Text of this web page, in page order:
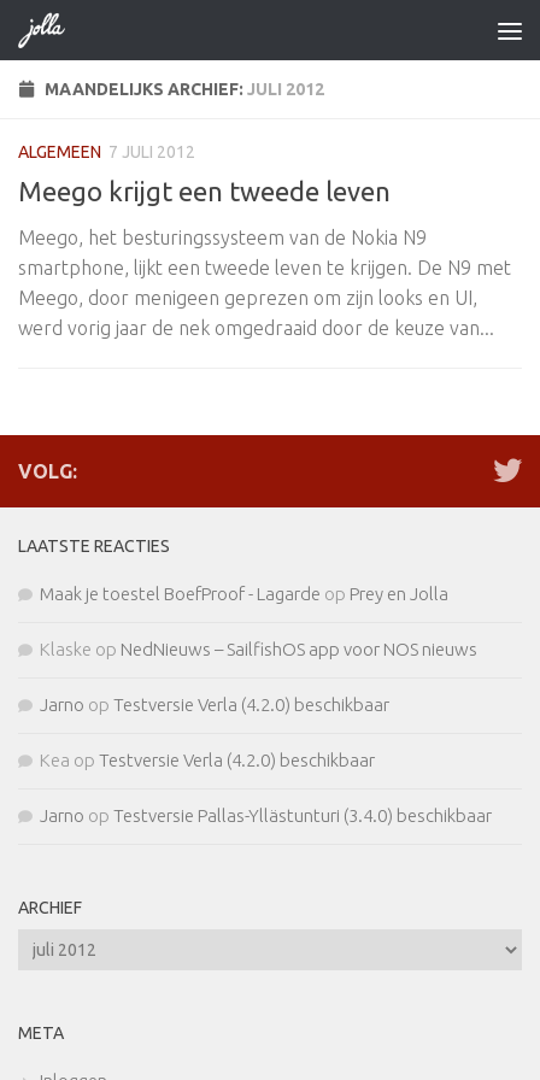
Doorgaan naar inhoud
MAANDELIJKS ARCHIEF: JULI 2012
ALGEMEEN 7 JULI 2012
Meego krijgt een tweede leven
Meego, het besturingssysteem van de Nokia N9
smartphone, lijkt een tweede leven te krijgen. De N9 met
Meego, door menigeen geprezen om zijn looks en UI,
werd vorig jaar de nek omgedraaid door de keuze van...
VOLG:
LAATSTE REACTIES
Maak je toestel BoefProof - Lagarde op Prey en Jolla
Klaske op NedNieuws – SailfishOS app voor NOS nieuws
Jarno op Testversie Verla (4.2.0) beschikbaar
Kea op Testversie Verla (4.2.0) beschikbaar
Jarno op Testversie Pallas-Yllästunturi (3.4.0) beschikbaar
ARCHIEF
Archief
META